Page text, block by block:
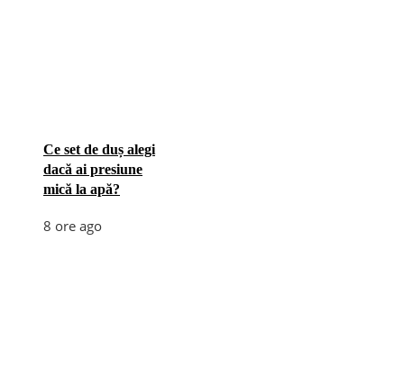
Ce set de duș alegi
dacă ai presiune
mică la apă?
8 ore ago